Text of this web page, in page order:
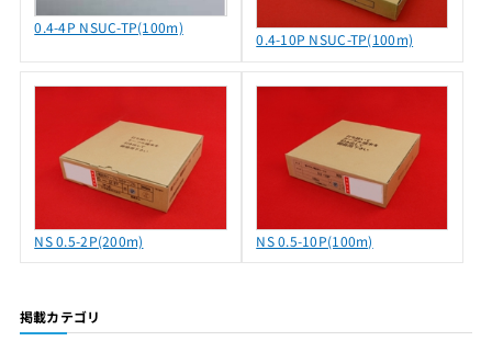
0.4-4P NSUC-TP(100m)
0.4-10P NSUC-TP(100m)
NS 0.5-2P(200m) NS 0.5-10P(100m)
掲載カテゴリ